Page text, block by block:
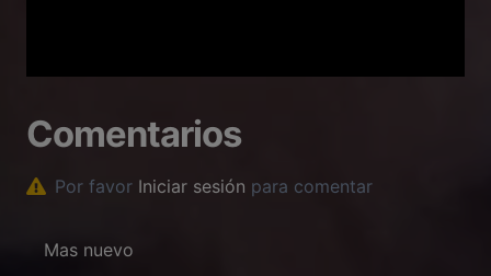
Comentarios
Por favor Iniciar sesión para comentar
Mas nuevo